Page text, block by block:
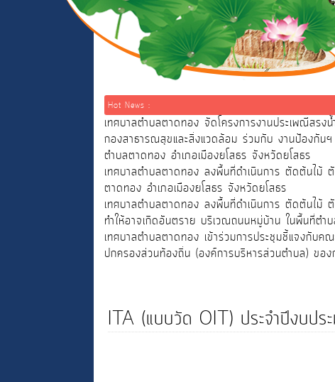
Hot News :
เทศบาลตำบลตาดทอง จัดโครงการงานประเพณีส
กองสาธารณสุขและสิ่งแวดล้อม ร่วมกับ งานป้องกัน
ตำบลตาดทอง อำเภอเมืองยโสธร จังหวัดยโสธร
เทศบาลตำบลตาดทอง ลงพื้นที่ดำเนินการ ตัดต้นไม้
ตาดทอง อำเภอเมืองยโสธร จังหวัดยโสธร
เทศบาลตำบลตาดทอง ลงพื้นที่ดำเนินการ ตัดต้นไม้
ทำให้อาจเกิดอันตราย บริเวณถนนหมู่บ้าน ในพื้นที่ตำ
เทศบาลตำบลตาดทอง เข้าร่วมการประชุมชี้แจงกับ
ปกครองส่วนท้องถิ่น (องค์การบริหารส่วนตำบล) ของ
ITA (แบบวัด OIT) ประจำปีงบป